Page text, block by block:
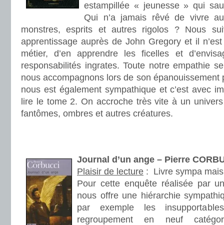
estampillée « jeunesse » qui
Qui n’a jamais rêvé de vivre
monstres, esprits et autres rigolos ? Nous
apprentissage auprès de John Gregory et il
métier, d’en apprendre les ficelles et
responsabilités ingrates. Toute notre empathie
nous accompagnons lors de son épanouissement
nous est également sympathique et c’est avec
lire le tome 2. On accroche très vite à un
fantômes, ombres et autres créatures.
Journal d’un ange – Pierre
Plaisir de lecture : Livre sympa
Pour cette enquête réalisée par
nous offre une hiérarchie
par exemple les
regroupement en neuf